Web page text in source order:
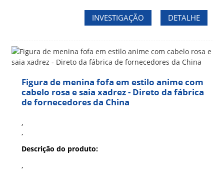
INVESTIGAÇÃO DETALHE
Figura de menina fofa em estilo anime com
cabelo rosa e saia xadrez - Direto da fábrica
de fornecedores da China
,
,
Descrição do produto:
,